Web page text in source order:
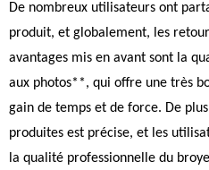
De nombreux utilisateurs ont
produit, et globalement, les
avantages mis en avant sont la
aux photos**, qui offre une très
gain de temps et de force. De
produites est précise, et les
la qualité professionnelle du